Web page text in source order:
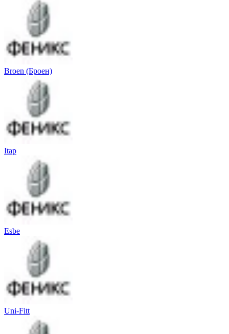
Broen (Броен)
Itap
Esbe
Uni-Fitt